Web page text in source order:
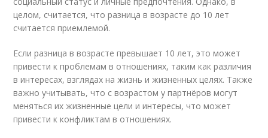
целом, считается, что разница в возрасте до 10 лет
считается приемлемой.
Если разница в возрасте превышает 10 лет, это может
привести к проблемам в отношениях, таким как различия
в интересах, взглядах на жизнь и жизненных целях. Также
важно учитывать, что с возрастом у партнёров могут
меняться их жизненные цели и интересы, что может
привести к конфликтам в отношениях.